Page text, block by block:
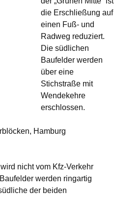
die Erschließung auf
einen Fuß- und
Radweg reduziert.
Die südlichen
Baufelder werden
über eine
Stichstraße mit
Wendekehre
erschlossen.
nicht vom Kfz-Verkehr
werden ringartig
der beiden